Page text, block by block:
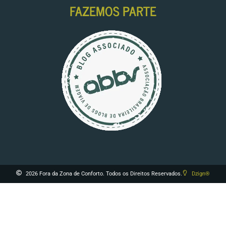
FAZEMOS PARTE
2026 Fora da Zona de Conforto. Todos os Direitos Reservados. Dzign®